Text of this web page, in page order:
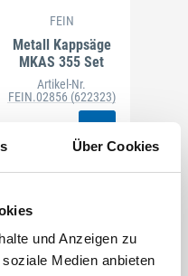
Über Cookies
und Anzeigen zu
Medien anbieten
FEIN
Metall Kappsäge
MKAS 355 Set
Artikel-Nr.
FEIN.02856 (622323)